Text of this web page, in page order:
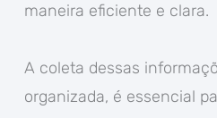
maneira eficiente e clara.
A coleta dessas
organizada, é essencial